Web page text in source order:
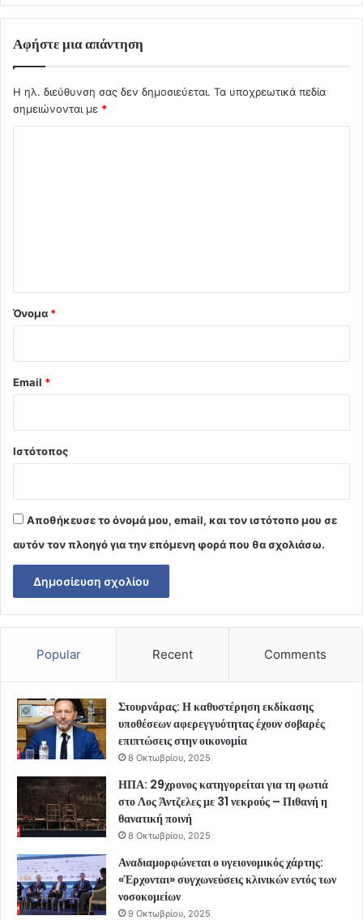
Αφήστε μια απάντηση
Η ηλ. διεύθυνση σας δεν δημοσιεύεται. Τα υποχρεωτικά πεδία
σημειώνονται με *
Όνομα *
Email *
Ιστότοπος
Αποθήκευσε το όνομά μου, email, και τον ιστότοπο μου σε
αυτόν τον πλοηγό για την επόμενη φορά που θα σχολιάσω.
Popular Recent Comments
Στουρνάρας: Η καθυστέρηση εκδίκασης
υποθέσεων αφερεγγυότητας έχουν σοβαρές
επιπτώσεις στην οικονομία
8 Οκτωβρίου, 2025
ΗΠΑ: 29χρονος κατηγορείται για τη φωτιά
στο Λος Άντζελες με 31 νεκρούς – Πιθανή η
θανατική ποινή
8 Οκτωβρίου, 2025
Αναδιαμορφώνεται ο υγειονομικός χάρτης:
«Έρχονται» συγχωνεύσεις κλινικών εντός των
νοσοκομείων
9 Οκτωβρίου, 2025